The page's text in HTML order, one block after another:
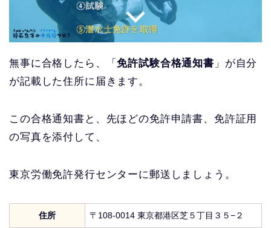
無事に合格したら、「免許試験合格通知書 」が自分
が記載した住所に届きます。
この合格通知書と、先ほどの免許申請書、免許証用
の写真を添付して、
東京労働免許発行センターに郵送しましょう。
住所 〒108-0014 東京都港区芝５丁目３５−２